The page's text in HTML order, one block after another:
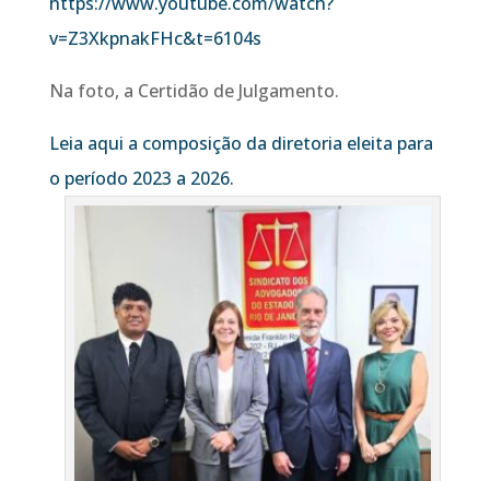
v=Z3XkpnakFHc&t=6104s
Na foto, a Certidão de Julgamento.
Leia aqui a composição da diretoria eleita para
o período 2023 a 2026.